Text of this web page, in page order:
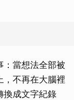
：當想法全部被
，不再在大腦裡
換成文字紀錄